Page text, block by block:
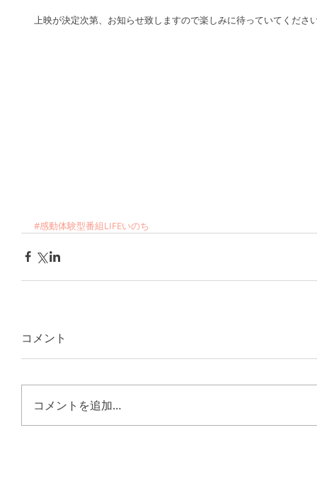
上映が決定次第、お知らせ致しますので楽しみに待っていてくださ
#感動体験型番組LIFEいのち
コメント
コメントを追加…